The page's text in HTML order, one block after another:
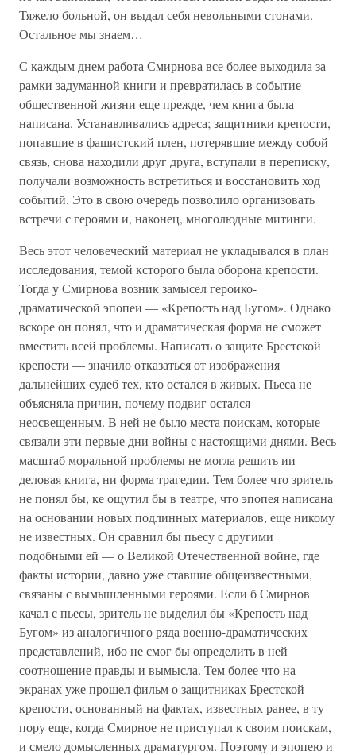
Тяжело больной, он выдал себя невольными стонами.
Остальное мы знаем…
С каждым днем работа Смирнова все более выходила за
рамки задуманной книги и превратилась в событие
общественной жизни еще прежде, чем книга была
написана. Устанавливались адреса; защитники крепости,
попавшие в фашистский плен, потерявшие между собой
связь, снова находили друг друга, вступали в переписку,
получали возможность встретиться и восстановить ход
событий. Это в свою очередь позволило организовать
встречи с героями и, наконец, многолюдные митинги.
Весь этот человеческий материал не укладывался в план
исследования, темой ксторого была оборона крепости.
Тогда у Смирнова возник замысел героико-
драматической эпопеи — «Крепость над Бугом». Однако
вскоре он понял, что и драматическая форма не сможет
вместить всей проблемы. Написать о защите Брестской
крепости — значило отказаться от изображения
дальнейших судеб тех, кто остался в живых. Пьеса не
объясняла причин, почему подвиг остался
неосвещенным. В ней не было места поискам, которые
связали эти первые дни войны с настоящими днями. Весь
масштаб моральной проблемы не могла решить ии
деловая книга, ни форма трагедии. Тем более что зритель
не понял бы, ке ощутил бы в театре, что эпопея написана
на основании новых подлинных материалов, еще никому
не известных. Он сравнил бы пьесу с другими
подобными ей — о Великой Отечественной войне, где
факты истории, давно уже ставшие общеизвестными,
связаны с вымышленными героями. Если б Смирнов
качал с пьесы, зритель не выделил бы «Крепость над
Бугом» из аналогичного ряда военно-драматических
представлений, ибо не смог бы определить в ней
соотношение правды и вымысла. Тем более что на
экранах уже прошел фильм о защитниках Брестской
крепости, основанный на фактах, известных ранее, в ту
пору еще, когда Смирное не приступал к своим поискам,
и смело домысленных драматургом. Поэтому и эпопею и